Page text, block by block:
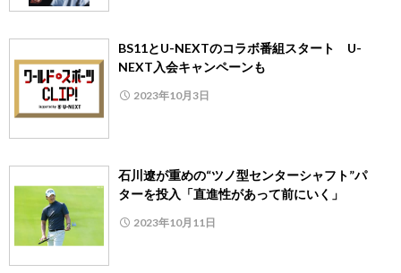
BS11とU-NEXTのコラボ番組スタート U-
NEXT入会キャンペーンも
2023年10月3日
石川遼が重めの“ツノ型センターシャフト”パ
ターを投入「直進性があって前にいく」
2023年10月11日